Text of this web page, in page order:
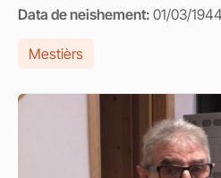
Data de neishement: 01/03/1944
Mestièrs